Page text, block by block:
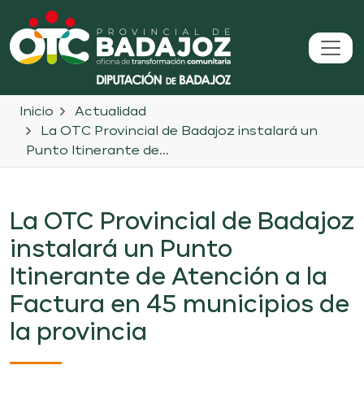
Inicio
Actualidad
La OTC Provincial de Badajoz instalará un
Punto Itinerante de...
La OTC Provincial de Badajoz
instalará un Punto
Itinerante de Atención a la
Factura en 45 municipios de
la provincia